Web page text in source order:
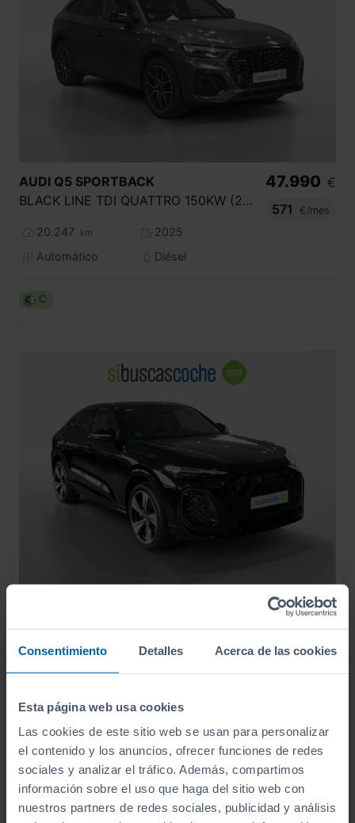
Consentimiento Detalles Acerca de las cookies
Esta página web usa cookies
Las cookies de este sitio web se usan para personalizar
el contenido y los anuncios, ofrecer funciones de redes
sociales y analizar el tráfico. Además, compartimos
información sobre el uso que haga del sitio web con
nuestros partners de redes sociales, publicidad y análisis
AUDI Q5 SPORTBACK
BLACK LINE TDI QUATTRO 150KW (204CV) S T
20.247 km
2025
Automático
Diésel
47.990 €
571
€/mes
C
BLACK LINE E HYBRID QUATTRO 220KW S TRON
8.264
2025
65.990 €
CERO